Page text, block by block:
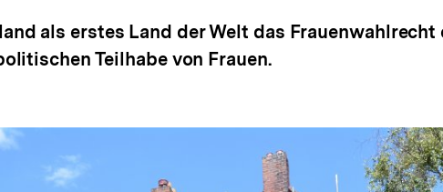
als erstes Land der Welt das
Teilhabe von Frauen.